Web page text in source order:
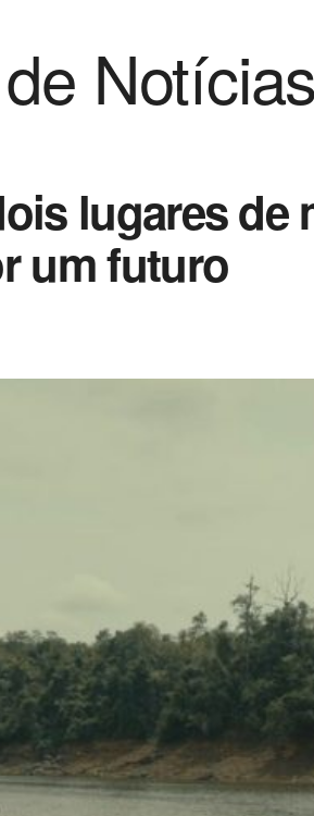
Notícias
lugares de
um futuro